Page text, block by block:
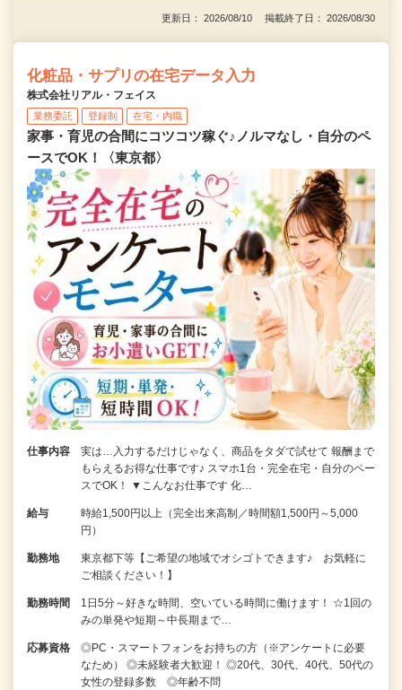
更新日： 2026/08/10 掲載終了日： 2026/08/30
化粧品・サプリの在宅データ入力
株式会社リアル・フェイス
業務委託 登録制 在宅・内職
家事・育児の合間にコツコツ稼ぐ♪ノルマなし・自分のペ
ースでOK！〈東京都〉
仕事内容
実は…入力するだけじゃなく、商品をタダで試せて 報酬まで
もらえるお得な仕事です♪ スマホ1台・完全在宅・自分のペー
スでOK！ ▼こんなお仕事です 化…
給与
時給1,500円以上（完全出来高制／時間額1,500円～5,000
円）
勤務地
東京都下等【ご希望の地域でオシゴトできます♪ お気軽に
ご相談ください！】
勤務時間
1日5分～好きな時間、空いている時間に働けます！ ☆1回の
みの単発や短期～中長期まで…
応募資格
◎PC・スマートフォンをお持ちの方（※アンケートに必要
なため） ◎未経験者大歓迎！ ◎20代、30代、40代、50代の
女性の登録多数 ◎年齢不問